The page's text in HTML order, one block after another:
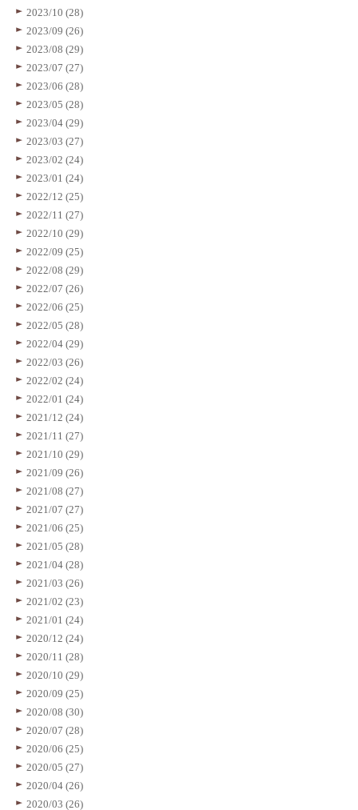
2023/10 (28)
2023/09 (26)
2023/08 (29)
2023/07 (27)
2023/06 (28)
2023/05 (28)
2023/04 (29)
2023/03 (27)
2023/02 (24)
2023/01 (24)
2022/12 (25)
2022/11 (27)
2022/10 (29)
2022/09 (25)
2022/08 (29)
2022/07 (26)
2022/06 (25)
2022/05 (28)
2022/04 (29)
2022/03 (26)
2022/02 (24)
2022/01 (24)
2021/12 (24)
2021/11 (27)
2021/10 (29)
2021/09 (26)
2021/08 (27)
2021/07 (27)
2021/06 (25)
2021/05 (28)
2021/04 (28)
2021/03 (26)
2021/02 (23)
2021/01 (24)
2020/12 (24)
2020/11 (28)
2020/10 (29)
2020/09 (25)
2020/08 (30)
2020/07 (28)
2020/06 (25)
2020/05 (27)
2020/04 (26)
2020/03 (26)